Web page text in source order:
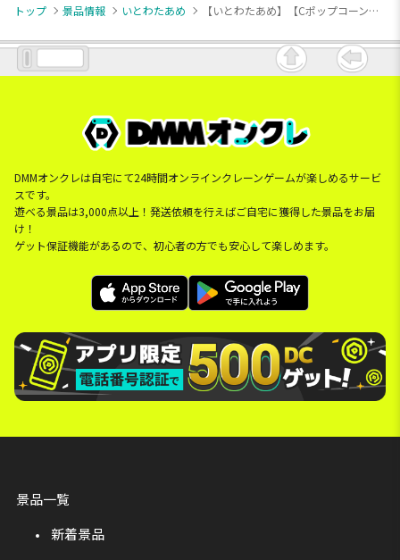
トップ
景品情報 いとわたあめ 【いとわたあめ】【Cポップコーンくま】いとわたあめ マスコットぬいぐるみ
DMMオンクレは自宅にて24時間オンラインクレーンゲームが楽しめるサービ
スです。
遊べる景品は3,000点以上！発送依頼を行えばご自宅に獲得した景品をお届
け！
ゲット保証機能があるので、初心者の方でも安心して楽しめます。
景品一覧
新着景品